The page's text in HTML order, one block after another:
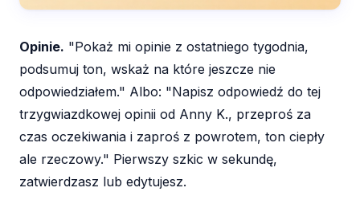
Opinie. "Pokaż mi opinie z ostatniego tygodnia,
podsumuj ton, wskaż na które jeszcze nie
odpowiedziałem." Albo: "Napisz odpowiedź do tej
trzygwiazdkowej opinii od Anny K., przeproś za
czas oczekiwania i zaproś z powrotem, ton ciepły
ale rzeczowy." Pierwszy szkic w sekundę,
zatwierdzasz lub edytujesz.